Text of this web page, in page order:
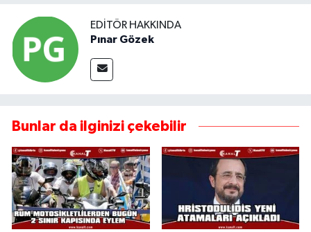
EDITÖR HAKKINDA
Pınar Gözek
Bunlar da ilginizi çekebilir